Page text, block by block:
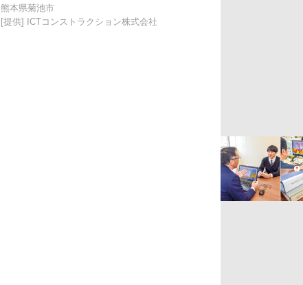
熊本県菊池市
[提供]
ICTコンストラクション株式会社